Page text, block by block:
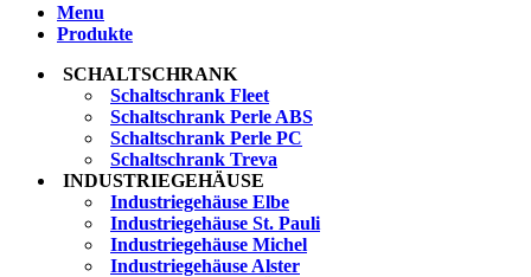
Menu
Produkte
SCHALTSCHRANK
Schaltschrank Fleet
Schaltschrank Perle ABS
Schaltschrank Perle PC
Schaltschrank Treva
INDUSTRIEGEHÄUSE
Industriegehäuse Elbe
Industriegehäuse St. Pauli
Industriegehäuse Michel
Industriegehäuse Alster